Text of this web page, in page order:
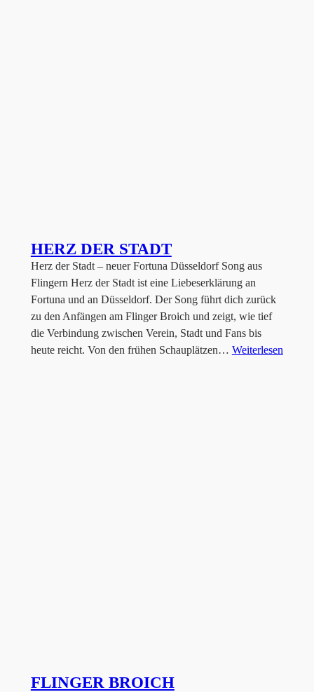
HERZ DER STADT
Herz der Stadt – neuer Fortuna Düsseldorf Song aus
Flingern Herz der Stadt ist eine Liebeserklärung an
Fortuna und an Düsseldorf. Der Song führt dich zurück
zu den Anfängen am Flinger Broich und zeigt, wie tief
die Verbindung zwischen Verein, Stadt und Fans bis
heute reicht. Von den frühen Schauplätzen… Weiterlesen
FLINGER BROICH